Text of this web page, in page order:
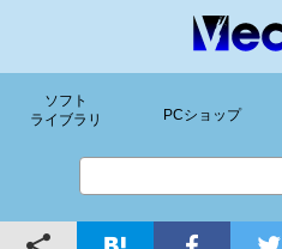
ソフト
ライブラリ
PCショップ